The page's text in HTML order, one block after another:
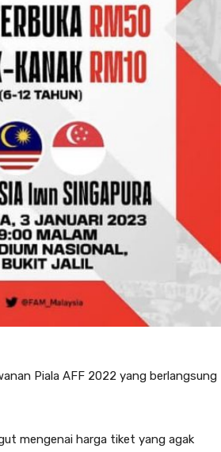
Piala AFF 2022 yang berlangsung
mengenai harga tiket yang agak